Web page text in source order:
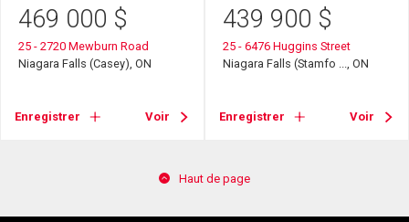
469 000 $
25 - 2720 Mewburn Road
Niagara Falls (Casey), ON
Enregistrer Voir
439 900 $
25 - 6476 Huggins Street
Niagara Falls (Stamfo ..., ON
Enregistrer Voir
Haut de page